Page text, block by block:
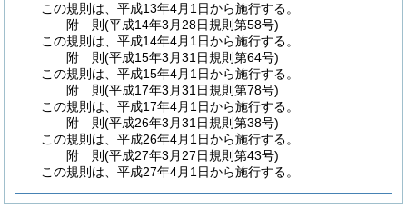
この規則は、平成13年4月1日から施行する。
附 則(平成14年3月28日規則第58号)
この規則は、平成14年4月1日から施行する。
附 則(平成15年3月31日規則第64号)
この規則は、平成15年4月1日から施行する。
附 則(平成17年3月31日規則第78号)
この規則は、平成17年4月1日から施行する。
附 則(平成26年3月31日規則第38号)
この規則は、平成26年4月1日から施行する。
附 則(平成27年3月27日規則第43号)
この規則は、平成27年4月1日から施行する。